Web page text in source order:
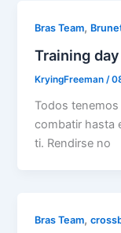
Bras Team,
Training day
KryingFreeman/
Todos
combatir hasta
ti. Rendirse no
Bras Team,